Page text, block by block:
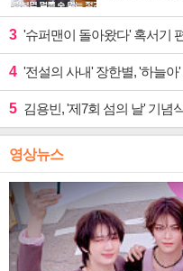
3 '슈퍼맨이 돌아왔다' 혹서기
4 '전설의 사내' 장한별, '하늘
5 김용빈, '제7회 섬의 날' 기념
영상뉴스